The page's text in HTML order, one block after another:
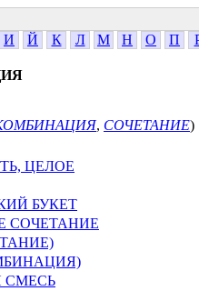
И Й К Л М Н О П
, СОЧЕТАНИЕ)
ЦЕЛОЕ
БУКЕТ
СОЧЕТАНИЕ
СМЕСЬ